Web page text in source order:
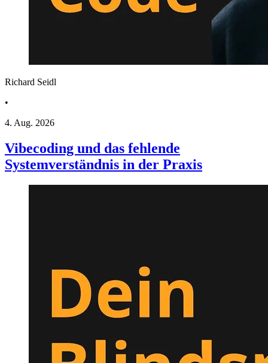
Richard Seidl
•
4. Aug. 2026
Vibecoding und das fehlende
Systemverständnis in der Praxis